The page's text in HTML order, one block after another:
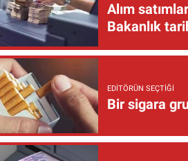
Alım
Bakanlık
EDITÖRÜN SEÇTIĞI
Bir sigara